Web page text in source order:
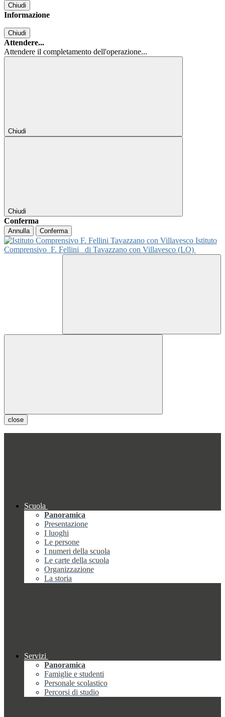
Chiudi
Informazione
Chiudi
Attendere...
Attendere il completamento dell'operazione...
Chiudi
Chiudi
Conferma
Annulla Conferma
Istituto
Comprensivo F. Fellini di Tavazzano con Villavesco (LO)
close
Scuola
Panoramica
Presentazione
I luoghi
Le persone
I numeri della scuola
Le carte della scuola
Organizzazione
La storia
Servizi
Panoramica
Famiglie e studenti
Personale scolastico
Percorsi di studio